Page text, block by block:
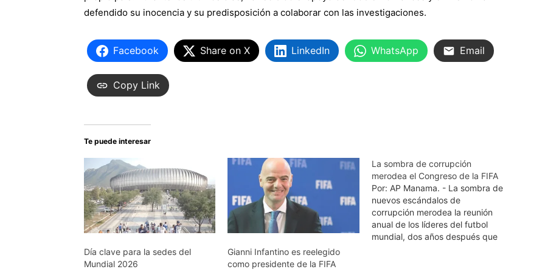
defendido su inocencia y su predisposición a colaborar con las investigaciones.
Facebook Share on X LinkedIn WhatsApp Email
Copy Link
Te puede interesar
Día clave para la sedes del
Mundial 2026
Gianni Infantino es reelegido
como presidente de la FIFA
La sombra de corrupción
merodea el Congreso de la FIFA
Por: AP Manama. - La sombra de
nuevos escándalos de
corrupción merodea la reunión
anual de los líderes del futbol
mundial, dos años después que